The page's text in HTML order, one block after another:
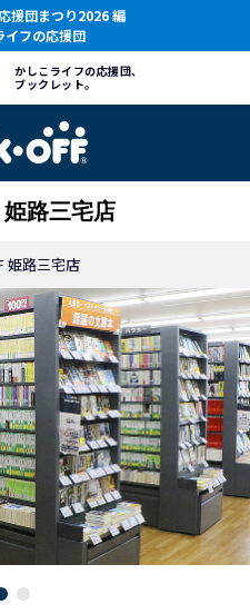
援団まつり2026 編
イフの応援団
かしこライフの応援団、
ブックレット。
路三宅店
姫路三宅店